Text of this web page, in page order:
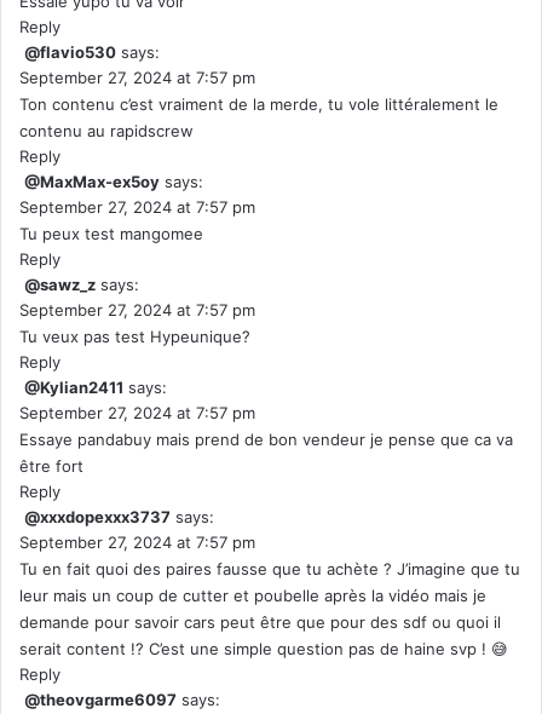
Reply
@flavio530 says:
September 27, 2024 at 7:57 pm
Ton contenu c’est vraiment de la merde, tu vole littéralement le
contenu au rapidscrew
Reply
@MaxMax-ex5oy says:
September 27, 2024 at 7:57 pm
Tu peux test mangomee
Reply
@sawz_z says:
September 27, 2024 at 7:57 pm
Tu veux pas test Hypeunique?
Reply
@Kylian2411 says:
September 27, 2024 at 7:57 pm
Essaye pandabuy mais prend de bon vendeur je pense que ca va
être fort
Reply
@xxxdopexxx3737 says:
September 27, 2024 at 7:57 pm
Tu en fait quoi des paires fausse que tu achète ? J’imagine que tu
leur mais un coup de cutter et poubelle après la vidéo mais je
demande pour savoir cars peut être que pour des sdf ou quoi il
serait content !? C’est une simple question pas de haine svp ! 😅
Reply
@theovgarme6097 says: